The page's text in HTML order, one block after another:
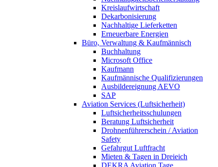
Kreislaufwirtschaft
Dekarbonisierung
Nachhaltige Lieferketten
Erneuerbare Energien
Büro, Verwaltung & Kaufmännisch
Buchhaltung
Microsoft Office
Kaufmann
Kaufmännische Qualifizierungen
Ausbildereignung AEVO
SAP
Aviation Services (Luftsicherheit)
Luftsicherheitsschulungen
Beratung Luftsicherheit
Drohnenführerschein / Aviation
Safety
Gefahrgut Luftfracht
Mieten & Tagen in Dreieich
DEKRA Aviation Tage